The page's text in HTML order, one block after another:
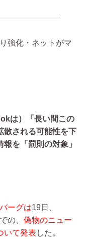
強化・ネットがマ
は）「長い間この
散される可能性を下
を「罰則の対象」
ーグは19日、
の、 偽物のニュー
いて発表 した。